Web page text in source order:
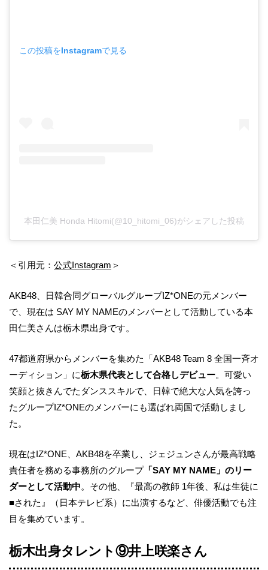
この投稿をInstagramで見る
本田仁美 Honda Hitomi(@10_hitomi_06)がシェアした投稿
＜引用元： 公式Instagram ＞
AKB48、日韓合同グローバルグループIZ*ONEの元メンバー
で、現在は SAY MY NAMEのメンバーとして活動している本
田仁美さんは栃木県出身です。
47都道府県からメンバーを集めた「AKB48 Team 8 全国一斉オ
ーディション」に栃木県代表として合格しデビュー。可愛い
笑顔と抜きんでたダンススキルで、日韓で絶大な人気を誇っ
たグループIZ*ONEのメンバーにも選ばれ両国で活動しまし
た。
現在はIZ*ONE、AKB48を卒業し、ジェジュンさんが最高戦略
責任者を務める事務所のグループ「SAY MY NAME」のリー
ダーとして活動中。その他、『最高の教師 1年後、私は生徒に
■された』（日本テレビ系）に出演するなど、俳優活動でも注
目を集めています。
栃木出身タレント⑨井上咲楽さん